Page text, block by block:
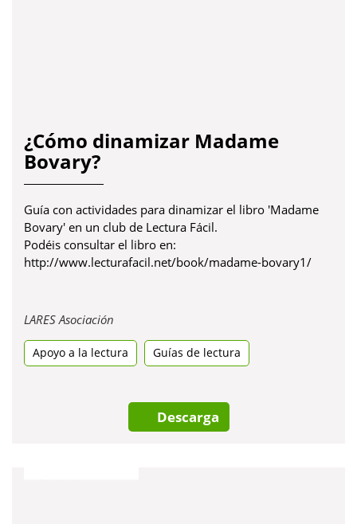
¿Cómo dinamizar Madame
Bovary?
Guía con actividades para dinamizar el libro 'Madame
Bovary' en un club de Lectura Fácil.
Podéis consultar el libro en:
http://www.lecturafacil.net/book/madame-bovary1/
LARES Asociación
una
pestanya
Apoyo a la lectura Guías de lectura
Descarga